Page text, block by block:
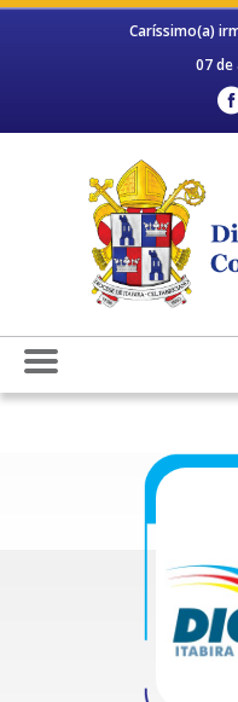
Caríssimo(a)
07